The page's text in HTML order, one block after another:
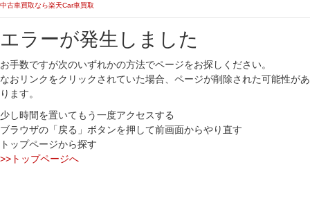
中古車買取なら楽天Car車買取
エラーが発生しました
お手数ですが次のいずれかの方法でページをお探しください。
なおリンクをクリックされていた場合、ページが削除された可能性があ
ります。
少し時間を置いてもう一度アクセスする
ブラウザの「戻る」ボタンを押して前画面からやり直す
トップページから探す
>>トップページへ